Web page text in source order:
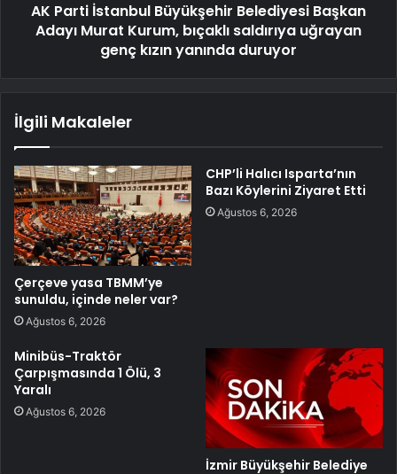
AK Parti İstanbul Büyükşehir Belediyesi Başkan
Adayı Murat Kurum, bıçaklı saldırıya uğrayan
genç kızın yanında duruyor
İlgili Makaleler
Çerçeve yasa TBMM’ye
sunuldu, içinde neler var?
Ağustos 6, 2026
CHP’li Halıcı Isparta’nın
Bazı Köylerini Ziyaret Etti
Ağustos 6, 2026
Minibüs-Traktör
Çarpışmasında 1 Ölü, 3
Yaralı
Ağustos 6, 2026
İzmir Büyükşehir Belediye